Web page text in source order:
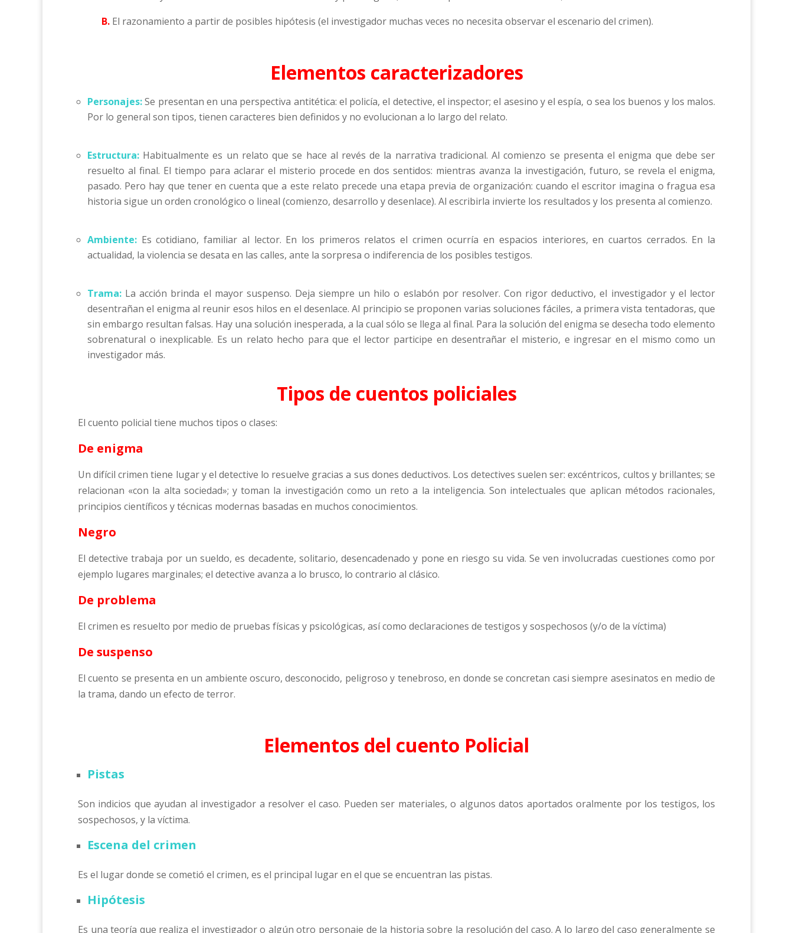
B. El razonamiento a partir de posibles hipótesis (el investigador muchas veces no necesita observar el escenario del crimen).
Elementos caracterizadores
Personajes:Se presentan en una perspectiva antitética: el policía, el detective, el inspector; el asesino y el espía, o sea los buenos y los malos.
Por lo general son tipos, tienen caracteres bien definidos y no evolucionan a lo largo del relato.
Estructura: Habitualmente es un relato que se hace al revés de la narrativa tradicional. Al comienzo se presenta el enigma que debe ser
resuelto al final. El tiempo para aclarar el misterio procede en dos sentidos: mientras avanza la investigación, futuro, se revela el enigma,
pasado. Pero hay que tener en cuenta que a este relato precede una etapa previa de organización: cuando el escritor imagina o fragua esa
historia sigue un orden cronológico o lineal (comienzo, desarrollo y desenlace). Al escribirla invierte los resultados y los presenta al comienzo.
Ambiente: Es cotidiano, familiar al lector. En los primeros relatos el crimen ocurría en espacios interiores, en cuartos cerrados. En la
actualidad, la violencia se desata en las calles, ante la sorpresa o indiferencia de los posibles testigos.
Trama: La acción brinda el mayor suspenso. Deja siempre un hilo o eslabón por resolver. Con rigor deductivo, el investigador y el lector
desentrañan el enigma al reunir esos hilos en el desenlace. Al principio se proponen varias soluciones fáciles, a primera vista tentadoras, que
sin embargo resultan falsas. Hay una solución inesperada, a la cual sólo se llega al final. Para la solución del enigma se desecha todo elemento
sobrenatural o inexplicable. Es un relato hecho para que el lector participe en desentrañar el misterio, e ingresar en el mismo como un
investigador más.
Tipos de cuentos policiales
El cuento policial tiene muchos tipos o clases:
De enigma
Un difícil crimen tiene lugar y el detective lo resuelve gracias a sus dones deductivos. Los detectives suelen ser: excéntricos, cultos y brillantes; se
relacionan «con la alta sociedad»; y toman la investigación como un reto a la inteligencia. Son intelectuales que aplican métodos racionales,
principios científicos y técnicas modernas basadas en muchos conocimientos.
Negro
El detective trabaja por un sueldo, es decadente, solitario, desencadenado y pone en riesgo su vida. Se ven involucradas cuestiones como por
ejemplo lugares marginales; el detective avanza a lo brusco, lo contrario al clásico.
De problema
El crimen es resuelto por medio de pruebas físicas y psicológicas, así como declaraciones de testigos y sospechosos (y/o de la víctima)
De suspenso
El cuento se presenta en un ambiente oscuro, desconocido, peligroso y tenebroso, en donde se concretan casi siempre asesinatos en medio de
la trama, dando un efecto de terror.
Elementos del cuento Policial
Pistas
Son indicios que ayudan al investigador a resolver el caso. Pueden ser materiales, o algunos datos aportados oralmente por los testigos, los
sospechosos, y la víctima.
Escena del crimen
Es el lugar donde se cometió el crimen, es el principal lugar en el que se encuentran las pistas.
Hipótesis
Es una teoría que realiza el investigador o algún otro personaje de la historia sobre la resolución del caso. A lo largo del caso generalmente se